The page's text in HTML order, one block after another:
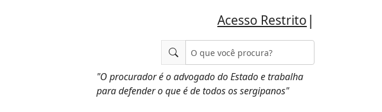
Acesso Restrito |
"O procurador é o advogado do Estado e trabalha
para defender o que é de todos os sergipanos"